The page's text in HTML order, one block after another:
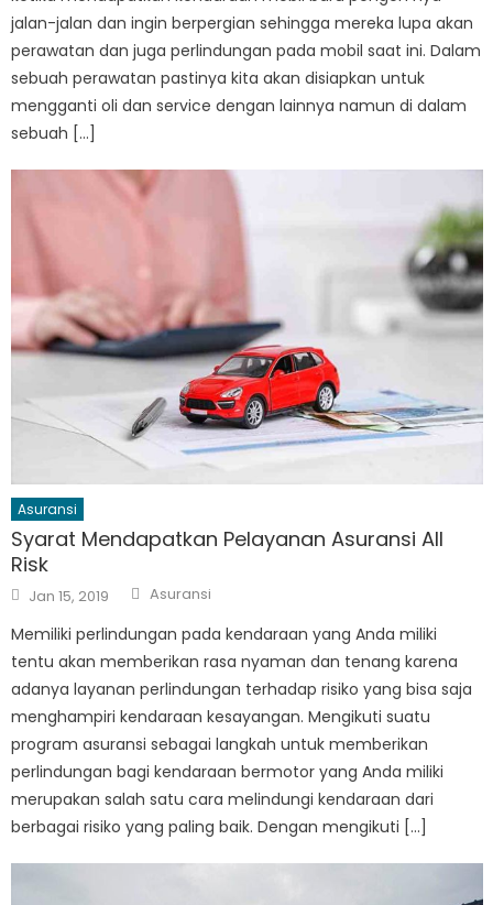
jalan-jalan dan ingin berpergian sehingga mereka lupa akan
perawatan dan juga perlindungan pada mobil saat ini. Dalam
sebuah perawatan pastinya kita akan disiapkan untuk
mengganti oli dan service dengan lainnya namun di dalam
sebuah […]
Asuransi
Syarat Mendapatkan Pelayanan Asuransi All
Risk
Posted
on
Jan 15, 2019 Author
Asuransi
Memiliki perlindungan pada kendaraan yang Anda miliki
tentu akan memberikan rasa nyaman dan tenang karena
adanya layanan perlindungan terhadap risiko yang bisa saja
menghampiri kendaraan kesayangan. Mengikuti suatu
program asuransi sebagai langkah untuk memberikan
perlindungan bagi kendaraan bermotor yang Anda miliki
merupakan salah satu cara melindungi kendaraan dari
berbagai risiko yang paling baik. Dengan mengikuti […]